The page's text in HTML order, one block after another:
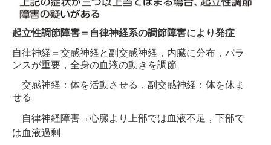
起立性調節障害＝自律神経系の調節障害により発症
自律神経＝交感神経と副交感神経，内臓に分布，バラ
ンスが重要，全身の血液の動きを調節
交感神経：体を活動させる，副交感神経：体を休ま
せる
自律神経障害→心臓より上部では血液不足，下部で
は血液過剰